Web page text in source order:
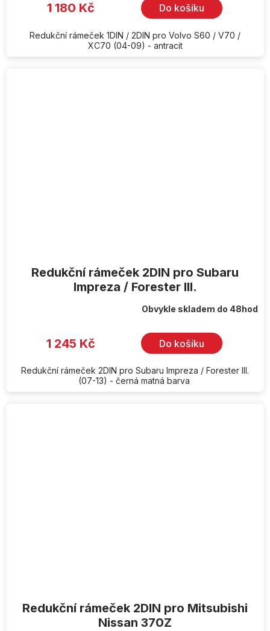
1 180 Kč Do košíku
Redukční rámeček 1DIN / 2DIN pro Volvo S60 / V70 /
XC70 (04-09) - antracit
Redukční rámeček 2DIN pro Subaru
Impreza / Forester III.
Obvykle skladem do 48hod
1 245 Kč Do košíku
Redukční rámeček 2DIN pro Subaru Impreza / Forester III.
(07-13) - černá matná barva
Redukční rámeček 2DIN pro Mitsubishi
Nissan 370Z